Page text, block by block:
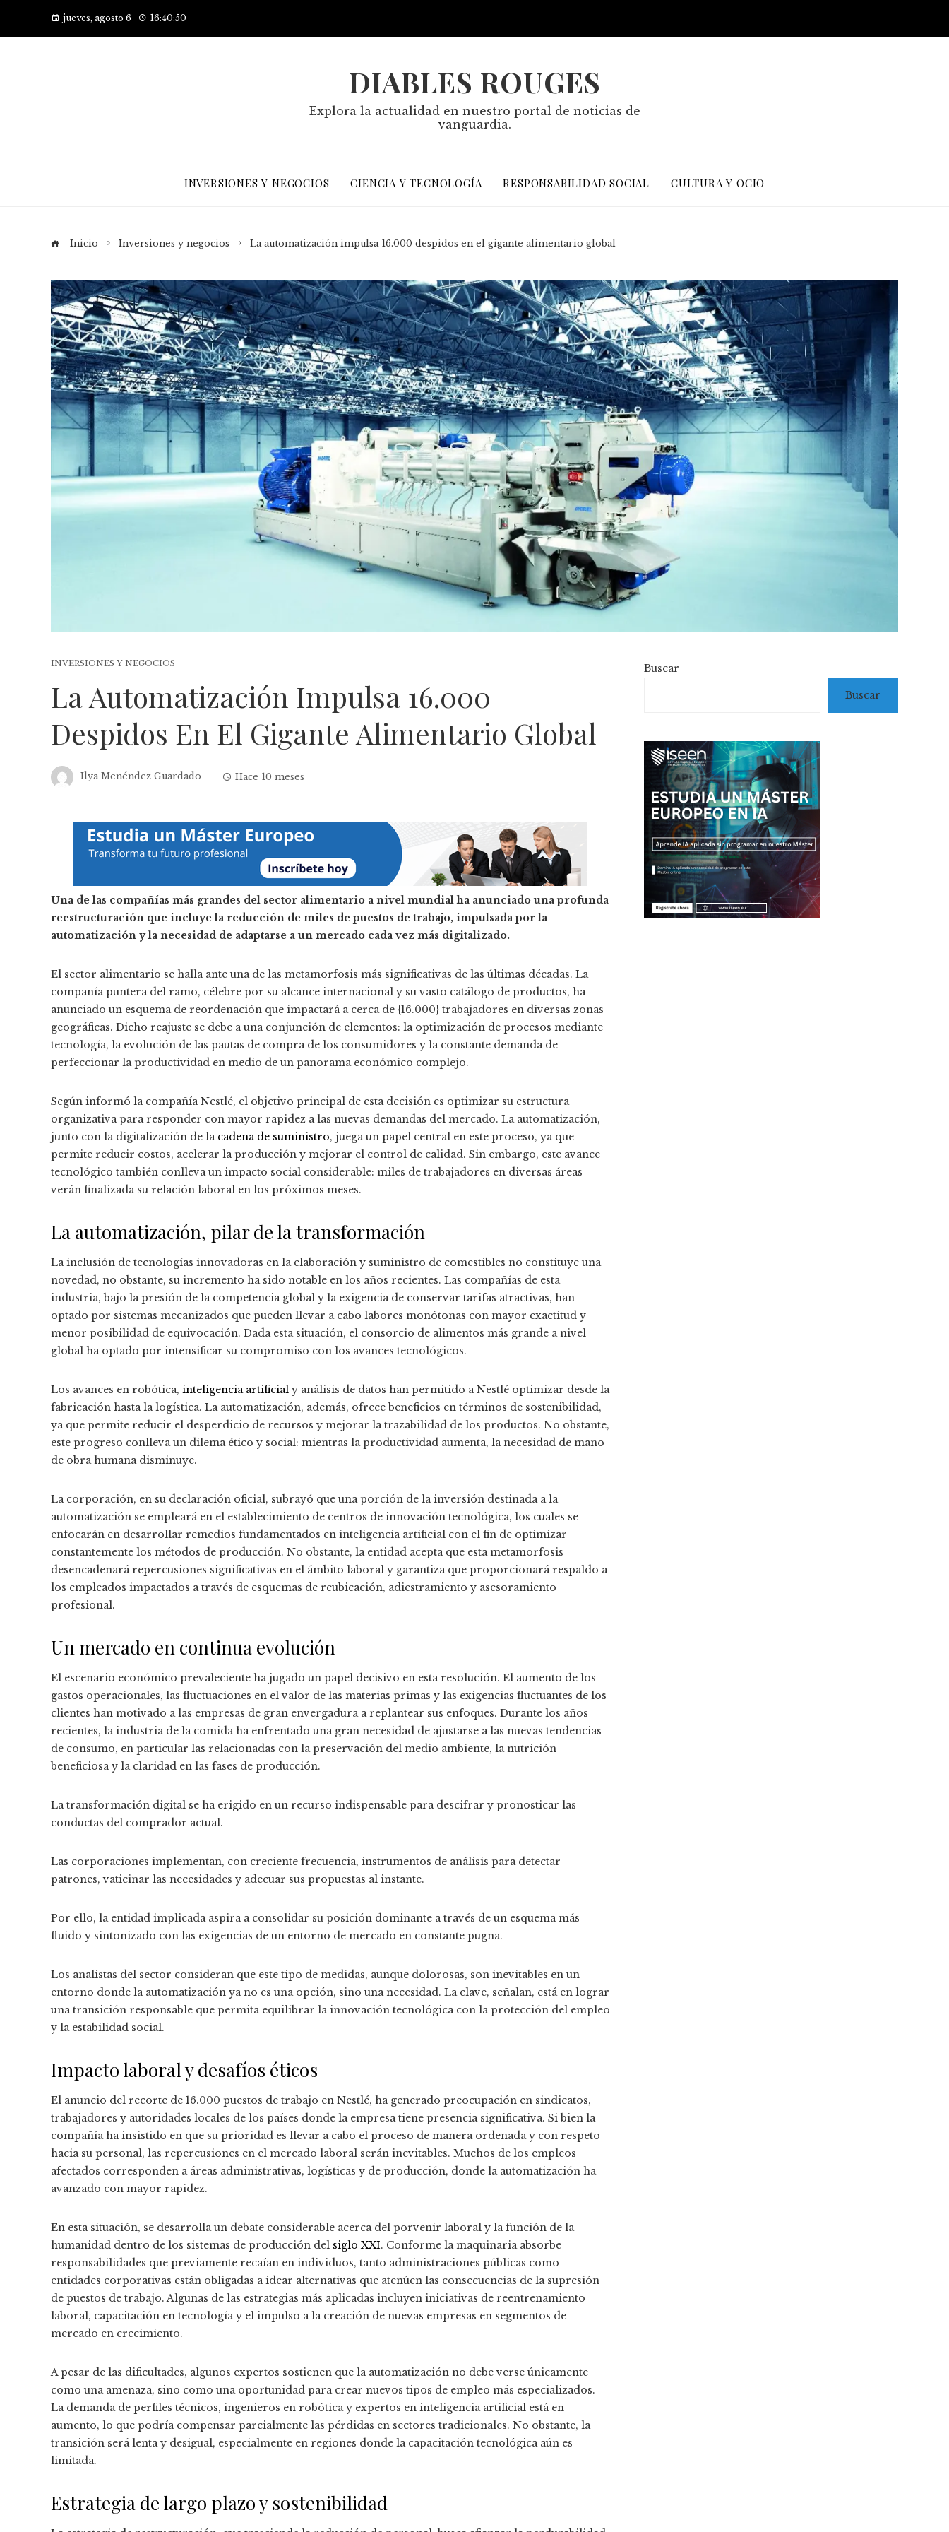
jueves, agosto 6 16:40:51
DIABLES ROUGES
Explora la actualidad en nuestro portal de noticias de
vanguardia.
INVERSIONES Y NEGOCIOS CIENCIA Y TECNOLOGÍA RESPONSABILIDAD SOCIAL CULTURA Y OCIO
Inicio Inversiones y negocios La automatización impulsa 16.000 despidos en el gigante alimentario global
INVERSIONES Y NEGOCIOS
La Automatización Impulsa 16.000
Despidos En El Gigante Alimentario Global
Ilya Menéndez Guardado Hace 10 meses
Una de las compañías más grandes del sector alimentario a nivel mundial ha anunciado una profunda
reestructuración que incluye la reducción de miles de puestos de trabajo, impulsada por la
automatización y la necesidad de adaptarse a un mercado cada vez más digitalizado.
El sector alimentario se halla ante una de las metamorfosis más significativas de las últimas décadas. La
compañía puntera del ramo, célebre por su alcance internacional y su vasto catálogo de productos, ha
anunciado un esquema de reordenación que impactará a cerca de {16.000} trabajadores en diversas zonas
geográficas. Dicho reajuste se debe a una conjunción de elementos: la optimización de procesos mediante
tecnología, la evolución de las pautas de compra de los consumidores y la constante demanda de
perfeccionar la productividad en medio de un panorama económico complejo.
Según informó la compañía Nestlé, el objetivo principal de esta decisión es optimizar su estructura
organizativa para responder con mayor rapidez a las nuevas demandas del mercado. La automatización,
junto con la digitalización de la cadena de suministro, juega un papel central en este proceso, ya que
permite reducir costos, acelerar la producción y mejorar el control de calidad. Sin embargo, este avance
tecnológico también conlleva un impacto social considerable: miles de trabajadores en diversas áreas
verán finalizada su relación laboral en los próximos meses.
La automatización, pilar de la transformación
La inclusión de tecnologías innovadoras en la elaboración y suministro de comestibles no constituye una
novedad, no obstante, su incremento ha sido notable en los años recientes. Las compañías de esta
industria, bajo la presión de la competencia global y la exigencia de conservar tarifas atractivas, han
optado por sistemas mecanizados que pueden llevar a cabo labores monótonas con mayor exactitud y
menor posibilidad de equivocación. Dada esta situación, el consorcio de alimentos más grande a nivel
global ha optado por intensificar su compromiso con los avances tecnológicos.
Los avances en robótica, inteligencia artificial y análisis de datos han permitido a Nestlé optimizar desde la
fabricación hasta la logística. La automatización, además, ofrece beneficios en términos de sostenibilidad,
ya que permite reducir el desperdicio de recursos y mejorar la trazabilidad de los productos. No obstante,
este progreso conlleva un dilema ético y social: mientras la productividad aumenta, la necesidad de mano
de obra humana disminuye.
La corporación, en su declaración oficial, subrayó que una porción de la inversión destinada a la
automatización se empleará en el establecimiento de centros de innovación tecnológica, los cuales se
enfocarán en desarrollar remedios fundamentados en inteligencia artificial con el fin de optimizar
constantemente los métodos de producción. No obstante, la entidad acepta que esta metamorfosis
desencadenará repercusiones significativas en el ámbito laboral y garantiza que proporcionará respaldo a
los empleados impactados a través de esquemas de reubicación, adiestramiento y asesoramiento
profesional.
Un mercado en continua evolución
El escenario económico prevaleciente ha jugado un papel decisivo en esta resolución. El aumento de los
gastos operacionales, las fluctuaciones en el valor de las materias primas y las exigencias fluctuantes de los
clientes han motivado a las empresas de gran envergadura a replantear sus enfoques. Durante los años
recientes, la industria de la comida ha enfrentado una gran necesidad de ajustarse a las nuevas tendencias
de consumo, en particular las relacionadas con la preservación del medio ambiente, la nutrición
beneficiosa y la claridad en las fases de producción.
La transformación digital se ha erigido en un recurso indispensable para descifrar y pronosticar las
conductas del comprador actual.
Las corporaciones implementan, con creciente frecuencia, instrumentos de análisis para detectar
patrones, vaticinar las necesidades y adecuar sus propuestas al instante.
Por ello, la entidad implicada aspira a consolidar su posición dominante a través de un esquema más
fluido y sintonizado con las exigencias de un entorno de mercado en constante pugna.
Los analistas del sector consideran que este tipo de medidas, aunque dolorosas, son inevitables en un
entorno donde la automatización ya no es una opción, sino una necesidad. La clave, señalan, está en lograr
una transición responsable que permita equilibrar la innovación tecnológica con la protección del empleo
y la estabilidad social.
Impacto laboral y desafíos éticos
El anuncio del recorte de 16.000 puestos de trabajo en Nestlé, ha generado preocupación en sindicatos,
trabajadores y autoridades locales de los países donde la empresa tiene presencia significativa. Si bien la
compañía ha insistido en que su prioridad es llevar a cabo el proceso de manera ordenada y con respeto
hacia su personal, las repercusiones en el mercado laboral serán inevitables. Muchos de los empleos
afectados corresponden a áreas administrativas, logísticas y de producción, donde la automatización ha
avanzado con mayor rapidez.
En esta situación, se desarrolla un debate considerable acerca del porvenir laboral y la función de la
humanidad dentro de los sistemas de producción del siglo XXI. Conforme la maquinaria absorbe
responsabilidades que previamente recaían en individuos, tanto administraciones públicas como
entidades corporativas están obligadas a idear alternativas que atenúen las consecuencias de la supresión
de puestos de trabajo. Algunas de las estrategias más aplicadas incluyen iniciativas de reentrenamiento
laboral, capacitación en tecnología y el impulso a la creación de nuevas empresas en segmentos de
mercado en crecimiento.
A pesar de las dificultades, algunos expertos sostienen que la automatización no debe verse únicamente
como una amenaza, sino como una oportunidad para crear nuevos tipos de empleo más especializados.
La demanda de perfiles técnicos, ingenieros en robótica y expertos en inteligencia artificial está en
aumento, lo que podría compensar parcialmente las pérdidas en sectores tradicionales. No obstante, la
transición será lenta y desigual, especialmente en regiones donde la capacitación tecnológica aún es
limitada.
Estrategia de largo plazo y sostenibilidad
Buscar
Buscar